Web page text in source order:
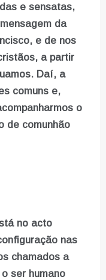
e sensatas,
da
e de nos
a partir
Daí, a
comuns e,
o
de comunhão
no acto
nas
chamados a
ser humano